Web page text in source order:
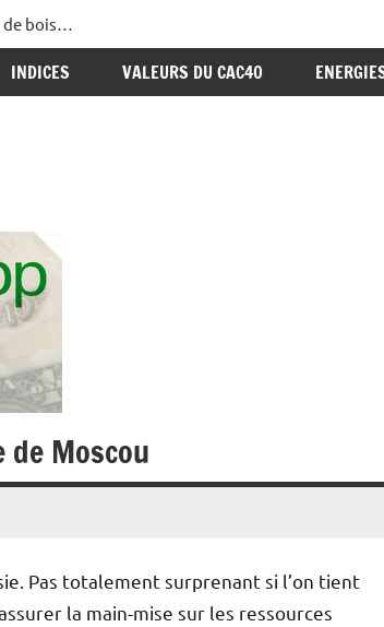
de bois…
INDICES VALEURS DU CAC40
Moscou
Pas totalement surprenant si l’on tient
la main-mise sur les ressources